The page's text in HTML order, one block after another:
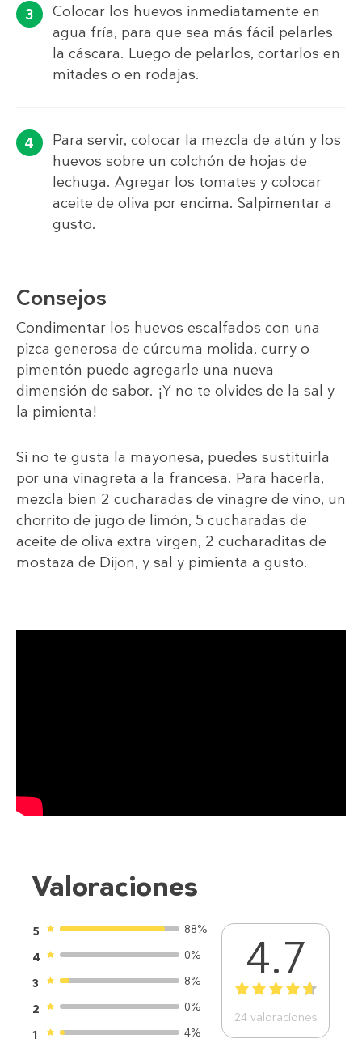
Colocar los huevos inmediatamente en
agua fría, para que sea más fácil pelarles
la cáscara. Luego de pelarlos, cortarlos en
mitades o en rodajas.
Para servir, colocar la mezcla de atún y los
huevos sobre un colchón de hojas de
lechuga. Agregar los tomates y colocar
aceite de oliva por encima. Salpimentar a
gusto.
Consejos
Condimentar los huevos escalfados con una
pizca generosa de cúrcuma molida, curry o
pimentón puede agregarle una nueva
dimensión de sabor. ¡Y no te olvides de la sal y
la pimienta!
Si no te gusta la mayonesa, puedes sustituirla
por una vinagreta a la francesa. Para hacerla,
mezcla bien 2 cucharadas de vinagre de vino, un
chorrito de jugo de limón, 5 cucharadas de
aceite de oliva extra virgen, 2 cucharaditas de
mostaza de Dijon, y sal y pimienta a gusto.
Valoraciones
5
88%
4
0%
3
8%
2
0%
1
4%
4.7
1 2 3 4 5
24 valoraciones